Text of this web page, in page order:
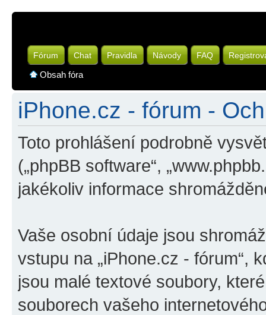
Fórum Chat Pravidla Návody FAQ
Obsah fóra
iPhone.cz - fórum -
Toto prohlášení podrobně
(„phpBB software“,
jakékoliv informace
Vaše osobní údaje jsou
vstupu na „iPhone.cz - fórum“,
jsou malé textové soubory,
souborech vašeho